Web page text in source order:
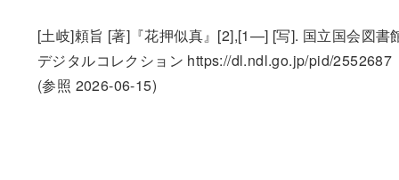
[土岐]頼旨 [著]『花押似真』[2],[1—] [写]. 国立国会図書
デジタルコレクション https://dl.ndl.go.jp/pid/2552687
(参照 2026-06-15)